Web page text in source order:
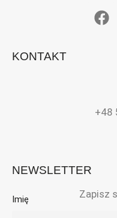
KONTAKT
+48
NEWSLETTER
Zapisz
Imię